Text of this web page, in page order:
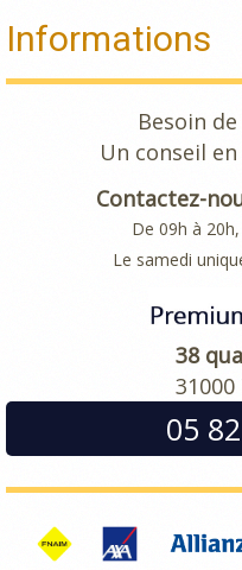
Informations
Besoin
Un conseil
Contactez-
De 09h à
Le samedi
38
31000
05